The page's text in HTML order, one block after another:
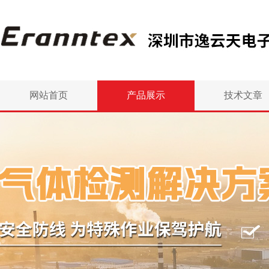
网站首页 产品展示 技术文章